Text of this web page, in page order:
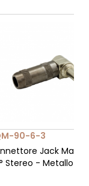
90-6-3
Jack
Stereo - Metallo